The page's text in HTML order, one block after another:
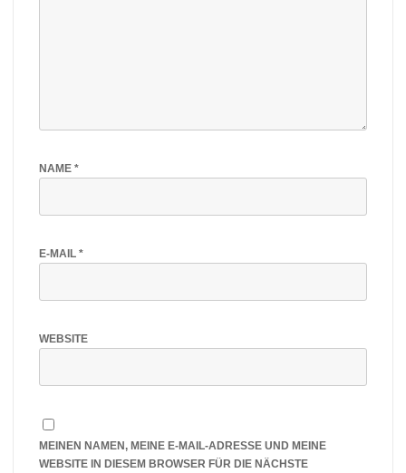
NAME *
E-MAIL *
WEBSITE
MEINEN NAMEN, MEINE E-MAIL-ADRESSE UND MEINE
WEBSITE IN DIESEM BROWSER FÜR DIE NÄCHSTE